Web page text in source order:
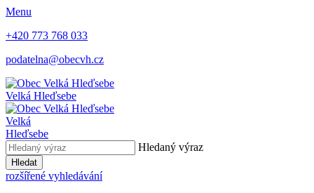
Menu
+420 773 768 033
podatelna@obecvh.cz
Velká Hleďsebe
Velká
Hleďsebe
Hledaný výraz
Hledat
rozšířené vyhledávání